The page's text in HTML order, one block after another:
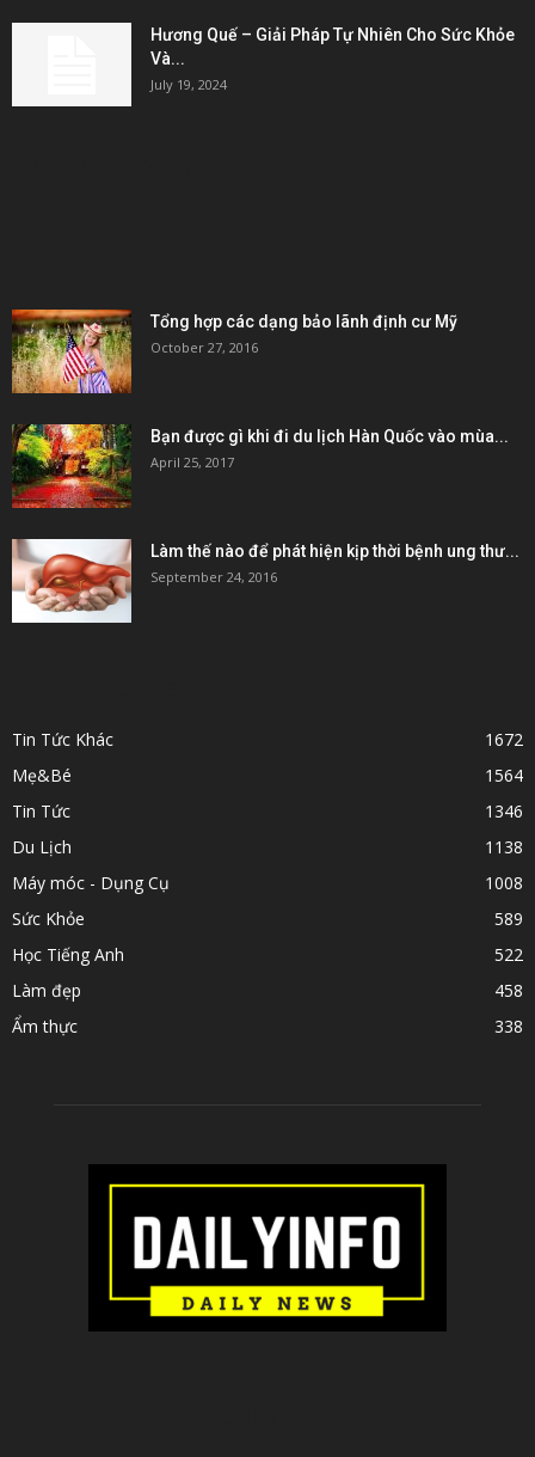
Hương Quế – Giải Pháp Tự Nhiên Cho Sức Khỏe
Và...
July 19, 2024
Tổng hợp các dạng bảo lãnh định cư Mỹ
October 27, 2016
Bạn được gì khi đi du lịch Hàn Quốc vào mùa...
April 25, 2017
Làm thế nào để phát hiện kịp thời bệnh ung thư...
September 24, 2016
Tin Tức Khác
1672
Mẹ&Bé
1564
Tin Tức
1346
Du Lịch
1138
Máy móc - Dụng Cụ
1008
Sức Khỏe
589
Học Tiếng Anh
522
Làm đẹp
458
Ẩm thực
338